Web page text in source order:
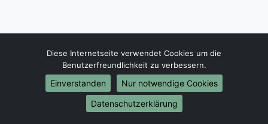
Europa-Umzüge
Umzug von Leverkusen nach Belarus
Umzug von Leverkusen nach Belgien
Umzug von Leverkusen nach Bulgarien
Diese Internetseite verwendet Cookies um die
Benutzerfreundlichkeit zu verbessern.
Einverstanden
Nur notwendige Cookies
Datenschutzerklärung